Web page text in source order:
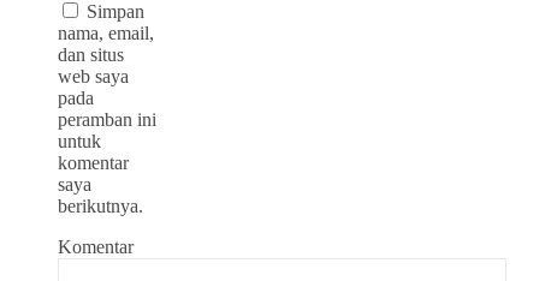
Simpan
nama, email,
dan situs
web saya
pada
peramban ini
untuk
komentar
saya
berikutnya.
Komentar